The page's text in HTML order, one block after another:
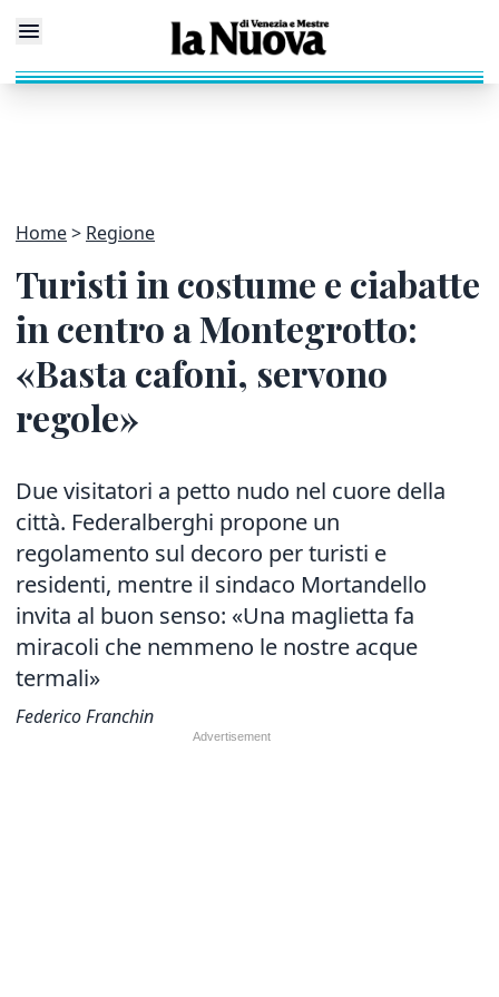
Home Regione
Turisti in costume e ciabatte
in centro a Montegrotto:
«Basta cafoni, servono
regole»
Due visitatori a petto nudo nel cuore della
città. Federalberghi propone un
regolamento sul decoro per turisti e
residenti, mentre il sindaco Mortandello
invita al buon senso: «Una maglietta fa
miracoli che nemmeno le nostre acque
termali»
Federico Franchin